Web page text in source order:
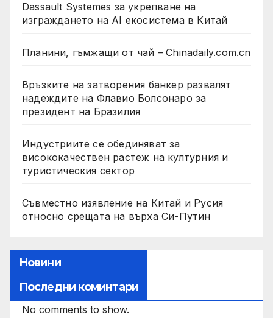
Dassault Systemes за укрепване на
изграждането на AI екосистема в Китай
Планини, гъмжащи от чай – Chinadaily.com.cn
Връзките на затворения банкер развалят
надеждите на Флавио Болсонаро за
президент на Бразилия
Индустриите се обединяват за
висококачествен растеж на културния и
туристическия сектор
Съвместно изявление на Китай и Русия
относно срещата на върха Си-Путин
Новини
Последни коминтари
No comments to show.